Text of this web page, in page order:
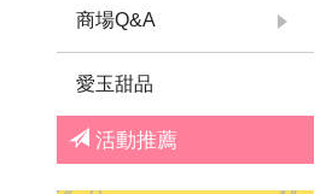
商場Q&A
愛玉甜品
活動推薦